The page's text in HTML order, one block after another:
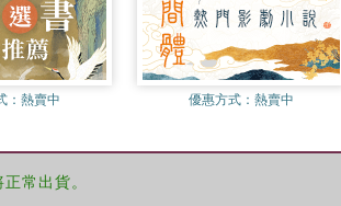
： 熱賣中 優惠方式： 熱賣中
常出貨。